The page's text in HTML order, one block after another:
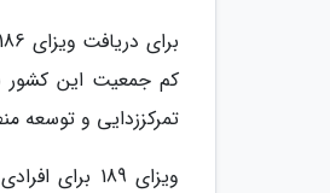
تمرکززدایی و توسعه
ویزای 189